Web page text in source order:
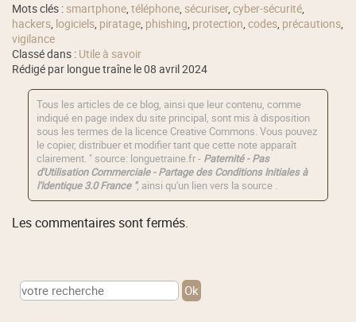
Mots clés : smartphone ,téléphone sécuriser,cyber-sécurité
hackers logiciels piratage phishing protection ,codes précautions
vigilance
Classé dans : Utile à savoir
Rédigé par longue traîne le 08 avril 2024
Tous les articles de ce blog, ainsi que leur contenu, comme
indiqué en page index du site principal, sont mis à disposition
sous les termes de la licence Creative Commons. Vous pouvez
le copier, distribuer et modifier tant que cette note apparaît
clairement. " source: longuetraine.fr - Paternité - Pas
d'Utilisation Commerciale - Partage des Conditions Initiales à
l'Identique 3.0 France ", ainsi qu'un lien vers la source .
Les commentaires sont fermés.